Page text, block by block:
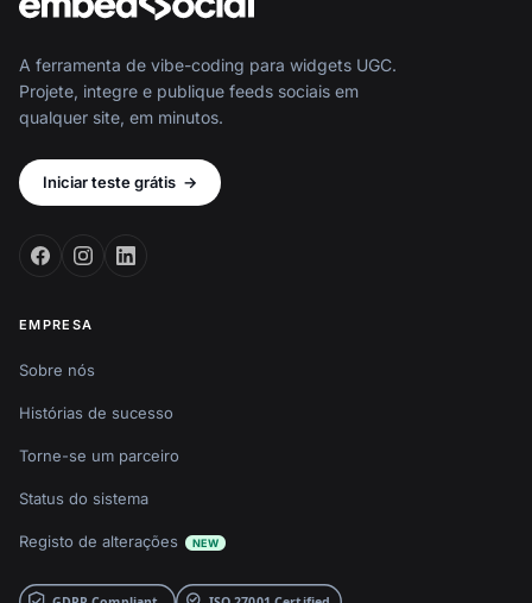
A ferramenta de vibe-coding para widgets UGC.
Projete, integre e publique feeds sociais em
qualquer site, em minutos.
Iniciar teste grátis →
EMPRESA
Sobre nós
Histórias de sucesso
Torne-se um parceiro
Status do sistema
Registo de alterações NEW